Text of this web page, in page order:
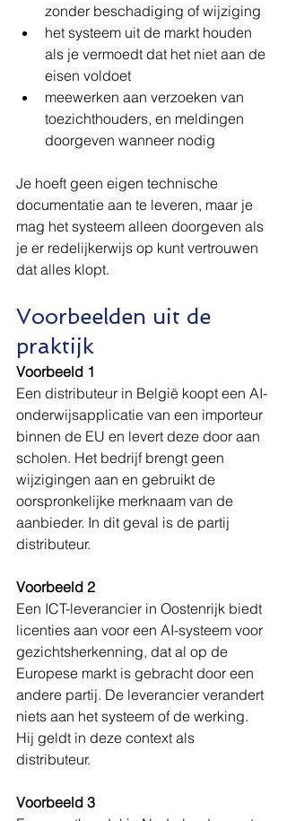
zonder beschadiging of wijziging
het systeem uit de markt houden
als je vermoedt dat het niet aan de
eisen voldoet
meewerken aan verzoeken van
toezichthouders, en meldingen
doorgeven wanneer nodig
Je hoeft geen eigen technische
documentatie aan te leveren, maar je
mag het systeem alleen doorgeven als
je er redelijkerwijs op kunt vertrouwen
dat alles klopt.
Voorbeelden uit de
praktijk
Voorbeeld 1
Een distributeur in België koopt een AI-
onderwijsapplicatie van een importeur
binnen de EU en levert deze door aan
scholen. Het bedrijf brengt geen
wijzigingen aan en gebruikt de
oorspronkelijke merknaam van de
aanbieder. In dit geval is de partij
distributeur.
Voorbeeld 2
Een ICT-leverancier in Oostenrijk biedt
licenties aan voor een AI-systeem voor
gezichtsherkenning, dat al op de
Europese markt is gebracht door een
andere partij. De leverancier verandert
niets aan het systeem of de werking.
Hij geldt in deze context als
distributeur.
Voorbeeld 3